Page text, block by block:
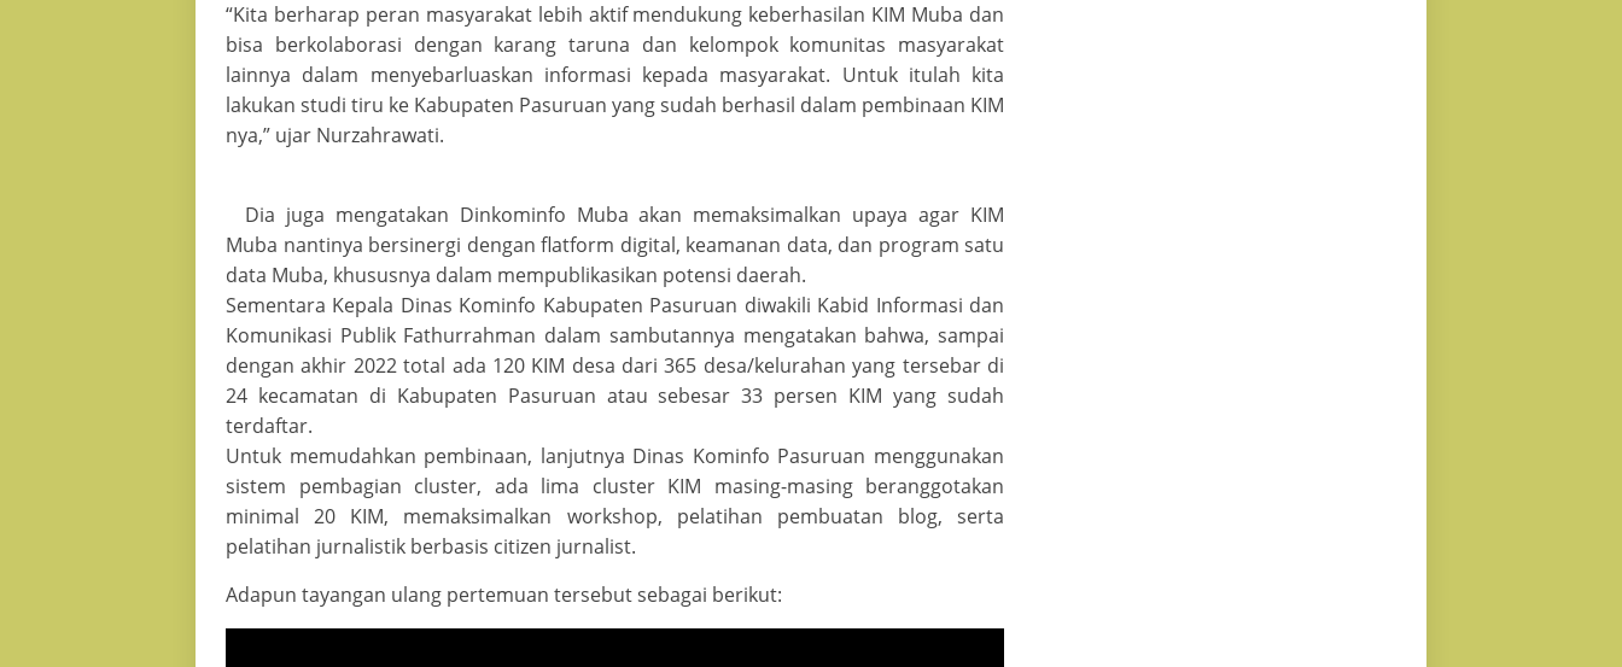
“Kita berharap peran masyarakat lebih aktif mendukung keberhasilan KIM Muba dan
bisa berkolaborasi dengan karang taruna dan kelompok komunitas masyarakat
lainnya dalam menyebarluaskan informasi kepada masyarakat. Untuk itulah kita
lakukan studi tiru ke Kabupaten Pasuruan yang sudah berhasil dalam pembinaan KIM
nya,” ujar Nurzahrawati.
Dia juga mengatakan Dinkominfo Muba akan memaksimalkan upaya agar KIM
Muba nantinya bersinergi dengan flatform digital, keamanan data, dan program satu
data Muba, khususnya dalam mempublikasikan potensi daerah.
Sementara Kepala Dinas Kominfo Kabupaten Pasuruan diwakili Kabid Informasi dan
Komunikasi Publik Fathurrahman dalam sambutannya mengatakan bahwa, sampai
dengan akhir 2022 total ada 120 KIM desa dari 365 desa/kelurahan yang tersebar di
24 kecamatan di Kabupaten Pasuruan atau sebesar 33 persen KIM yang sudah
terdaftar.
Untuk memudahkan pembinaan, lanjutnya Dinas Kominfo Pasuruan menggunakan
sistem pembagian cluster, ada lima cluster KIM masing-masing beranggotakan
minimal 20 KIM, memaksimalkan workshop, pelatihan pembuatan blog, serta
pelatihan jurnalistik berbasis citizen jurnalist.
Adapun tayangan ulang pertemuan tersebut sebagai berikut: